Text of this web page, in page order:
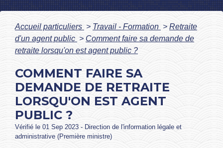
Accueil particuliers > Travail - Formation > Retraite
d'un agent public > Comment faire sa demande de
retraite lorsqu'on est agent public ?
COMMENT FAIRE SA
DEMANDE DE RETRAITE
LORSQU'ON EST AGENT
PUBLIC ?
Vérifié le 01 Sep 2023 - Direction de l'information légale et
administrative (Première ministre)